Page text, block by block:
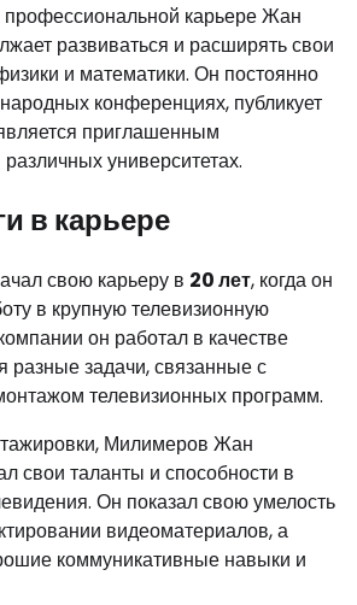
профессиональной карьере Жан
развиваться и расширять свои
и математики. Он постоянно
конференциях, публикует
приглашенным
университетах.
в карьере
свою карьеру в 20 лет, когда он
в крупную телевизионную
он работал в качестве
разные задачи, связанные с
телевизионных программ.
Милимеров Жан
свои таланты и способности в
Он показал свою умелость
видеоматериалов, а
коммуникативные навыки и